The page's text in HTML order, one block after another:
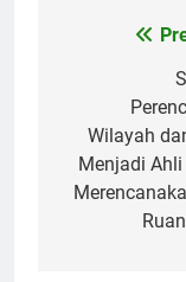
Wilayah
Menjadi